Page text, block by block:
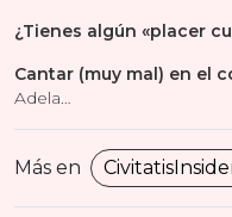
¿Tienes algún «placer
Cantar (muy mal) en el
Adela…
Más en